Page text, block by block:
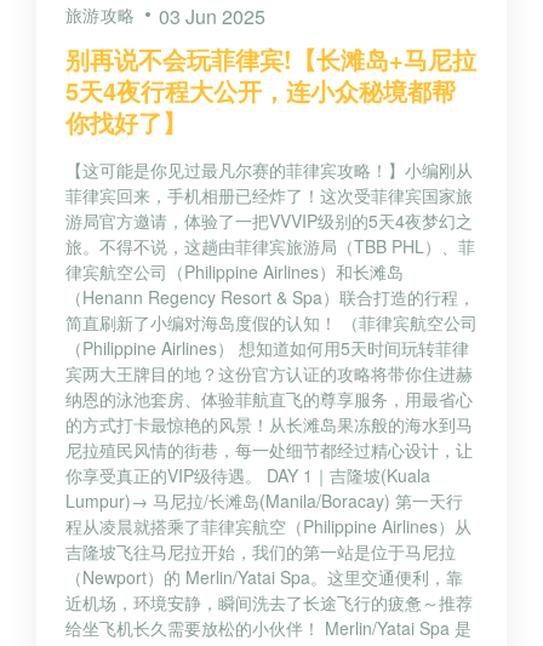
旅游攻略 03 Jun 2025
别再说不会玩菲律宾!【长滩岛+马尼拉
5天4夜行程大公开，连小众秘境都帮
你找好了】
【这可能是你见过最凡尔赛的菲律宾攻略！】小编刚从
菲律宾回来，手机相册已经炸了！这次受菲律宾国家旅
游局官方邀请，体验了一把VVVIP级别的5天4夜梦幻之
旅。不得不说，这趟由菲律宾旅游局（TBB PHL）、菲
律宾航空公司（Philippine Airlines）和长滩岛
（Henann Regency Resort & Spa）联合打造的行程，
简直刷新了小编对海岛度假的认知！ （菲律宾航空公司
（Philippine Airlines） 想知道如何用5天时间玩转菲律
宾两大王牌目的地？这份官方认证的攻略将带你住进赫
纳恩的泳池套房、体验菲航直飞的尊享服务，用最省心
的方式打卡最惊艳的风景！从长滩岛果冻般的海水到马
尼拉殖民风情的街巷，每一处细节都经过精心设计，让
你享受真正的VIP级待遇。 DAY 1｜吉隆坡(Kuala
Lumpur)→ 马尼拉/长滩岛(Manila/Boracay) 第一天行
程从凌晨就搭乘了菲律宾航空（Philippine Airlines）从
吉隆坡飞往马尼拉开始，我们的第一站是位于马尼拉
（Newport）的 Merlin/Yatai Spa。这里交通便利，靠
近机场，环境安静，瞬间洗去了长途飞行的疲惫～推荐
给坐飞机长久需要放松的小伙伴！ Merlin/Yatai Spa 是